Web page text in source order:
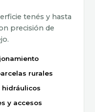
tenés y hasta
precisión de
rurales
hidráulicos
y accesos